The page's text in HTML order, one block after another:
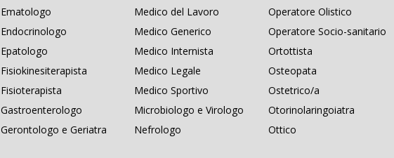
Ematologo
Endocrinologo
Epatologo
Fisiokinesiterapista
Fisioterapista
Gastroenterologo
Gerontologo e Geriatra
Medico del Lavoro
Medico Generico
Medico Internista
Medico Legale
Medico Sportivo
Microbiologo e Virologo
Nefrologo
Operatore Olistico
Operatore Socio-sanitario
Ortottista
Osteopata
Ostetrico/a
Otorinolaringoiatra
Ottico